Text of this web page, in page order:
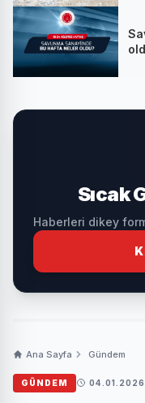
Sıcak
Haberleri dikey
Ana Sayfa Gündem
GÜNDEM 04.01.2026